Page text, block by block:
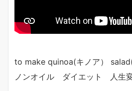
to make quinoa(キノア）
ノンオイル ダイエット 人生